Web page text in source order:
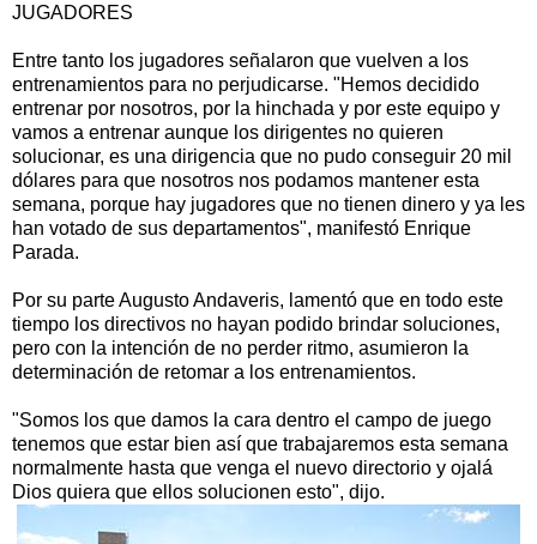
JUGADORES
Entre tanto los jugadores señalaron que vuelven a los
entrenamientos para no perjudicarse. "Hemos decidido
entrenar por nosotros, por la hinchada y por este equipo y
vamos a entrenar aunque los dirigentes no quieren
solucionar, es una dirigencia que no pudo conseguir 20 mil
dólares para que nosotros nos podamos mantener esta
semana, porque hay jugadores que no tienen dinero y ya les
han votado de sus departamentos", manifestó Enrique
Parada.
Por su parte Augusto Andaveris, lamentó que en todo este
tiempo los directivos no hayan podido brindar soluciones,
pero con la intención de no perder ritmo, asumieron la
determinación de retomar a los entrenamientos.
"Somos los que damos la cara dentro el campo de juego
tenemos que estar bien así que trabajaremos esta semana
normalmente hasta que venga el nuevo directorio y ojalá
Dios quiera que ellos solucionen esto", dijo.